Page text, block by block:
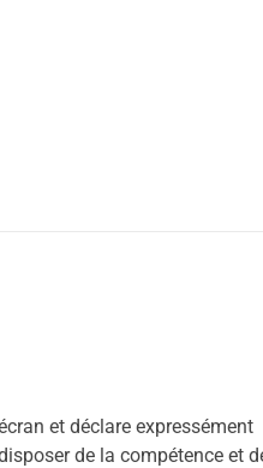
et déclare expressément
de la compétence et